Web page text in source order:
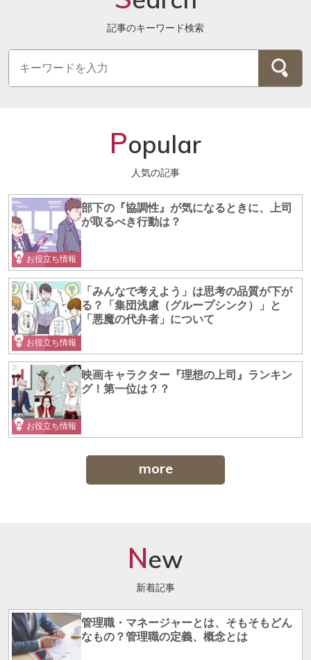
記事のキーワード検索
Popular
人気の記事
お役立ち情報
部下の『協調性』が気になるときに、上司
が取るべき行動は？
お役立ち情報
「みんなで考えよう」は思考の品質が下が
る？「集団浅慮（グループシンク）」と
「悪魔の代弁者」について
お役立ち情報
映画キャラクター『理想の上司』ランキン
グ！第一位は？？
more
New
新着記事
管理職・マネージャーとは、そもそもどん
なもの？管理職の定義、概念とは